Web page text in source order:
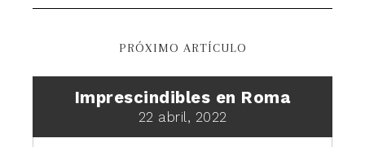
PRÓXIMO ARTÍCULO
Imprescindibles en Roma
22 abril, 2022